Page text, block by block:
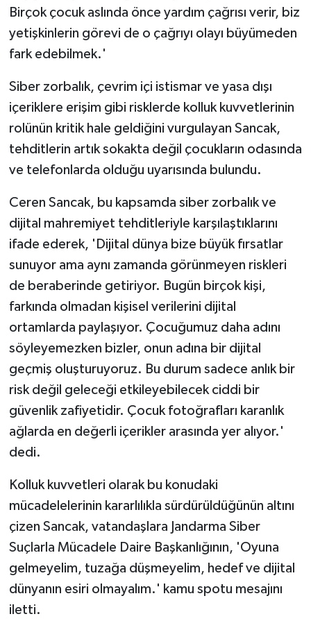
Birçok çocuk aslında önce yardım çağrısı verir, biz
yetişkinlerin görevi de o çağrıyı olayı büyümeden
fark edebilmek.'
Siber zorbalık, çevrim içi istismar ve yasa dışı
içeriklere erişim gibi risklerde kolluk kuvvetlerinin
rolünün kritik hale geldiğini vurgulayan Sancak,
tehditlerin artık sokakta değil çocukların odasında
ve telefonlarda olduğu uyarısında bulundu.
Ceren Sancak, bu kapsamda siber zorbalık ve
dijital mahremiyet tehditleriyle karşılaştıklarını
ifade ederek, 'Dijital dünya bize büyük fırsatlar
sunuyor ama aynı zamanda görünmeyen riskleri
de beraberinde getiriyor. Bugün birçok kişi,
farkında olmadan kişisel verilerini dijital
ortamlarda paylaşıyor. Çocuğumuz daha adını
söyleyemezken bizler, onun adına bir dijital
geçmiş oluşturuyoruz. Bu durum sadece anlık bir
risk değil geleceği etkileyebilecek ciddi bir
güvenlik zafiyetidir. Çocuk fotoğrafları karanlık
ağlarda en değerli içerikler arasında yer alıyor.'
dedi.
Kolluk kuvvetleri olarak bu konudaki
mücadelelerinin kararlılıkla sürdürüldüğünün altını
çizen Sancak, vatandaşlara Jandarma Siber
Suçlarla Mücadele Daire Başkanlığının, 'Oyuna
gelmeyelim, tuzağa düşmeyelim, hedef ve dijital
dünyanın esiri olmayalım.' kamu spotu mesajını
iletti.